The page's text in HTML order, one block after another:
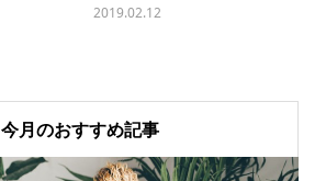
2019.02.12
今月のおすすめ記事